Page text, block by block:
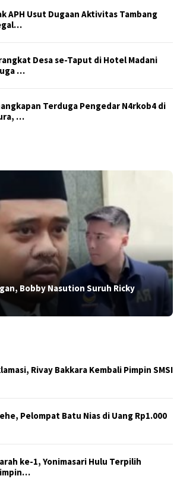
APH Usut Dugaan Aktivitas Tambang
Desa se-Taput di Hotel Madani
…
Terduga Pengedar N4rkob4 di
…
Bobby Nasution Suruh Ricky
Rivay Bakkara Kembali Pimpin SMSI
Pelompat Batu Nias di Uang Rp1.000
ke-1, Yonimasari Hulu Terpilih